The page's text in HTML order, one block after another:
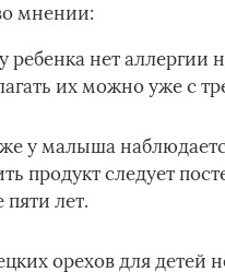
мнении:
ребенка нет аллергии
их можно уже с
у малыша
продукт следует
пяти лет.
орехов для детей